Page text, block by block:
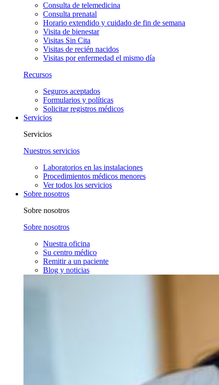
Consulta de telemedicina
Consulta prenatal
Horario extendido y cuidado de fin de semana
Visita de bienestar
Visitas Sin Cita
Visitas de recién nacidos
Visitas por enfermedad el mismo día
Recursos
Seguros aceptados
Formularios y políticas
Solicitar registros médicos
Servicios
Servicios
Nuestros servicios
Laboratorios en las instalaciones
Procedimientos médicos menores
Ver todos los servicios
Sobre nosotros
Sobre nosotros
Sobre nosotros
Nuestra oficina
Su centro médico
Remitir a un paciente
Blog y noticias